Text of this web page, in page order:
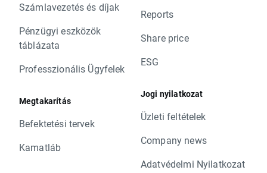
Számlavezetés és díjak
Pénzügyi eszközök
táblázata
Professzionális Ügyfelek
Megtakarítás
Befektetési tervek
Kamatláb
Reports
Share price
ESG
Jogi nyilatkozat
Üzleti feltételek
Company news
Adatvédelmi Nyilatkozat